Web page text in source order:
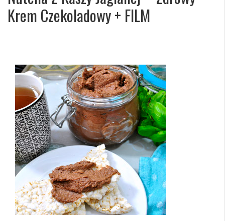
Krem Czekoladowy + FILM